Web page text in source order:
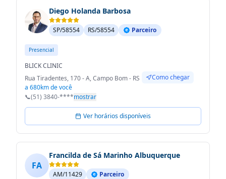
Diego Holanda Barbosa
SP/58554 RS/58554 Parceiro
Presencial
BLICK CLINIC
Rua Tiradentes, 170 - A, Campo Bom - RS
Como chegar
a 680km de você
📞(51) 3840-****mostrar
Ver horários disponíveis
FA
Francilda de Sá Marinho Albuquerque
AM/11429 Parceiro